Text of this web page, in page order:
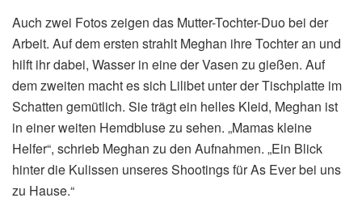
Auch zwei Fotos zeigen das Mutter-Tochter-Duo bei der
Arbeit. Auf dem ersten strahlt Meghan ihre Tochter an und
hilft ihr dabei, Wasser in eine der Vasen zu gießen. Auf
dem zweiten macht es sich Lilibet unter der Tischplatte im
Schatten gemütlich. Sie trägt ein helles Kleid, Meghan ist
in einer weiten Hemdbluse zu sehen. „Mamas kleine
Helfer“, schrieb Meghan zu den Aufnahmen. „Ein Blick
hinter die Kulissen unseres Shootings für As Ever bei uns
zu Hause.“